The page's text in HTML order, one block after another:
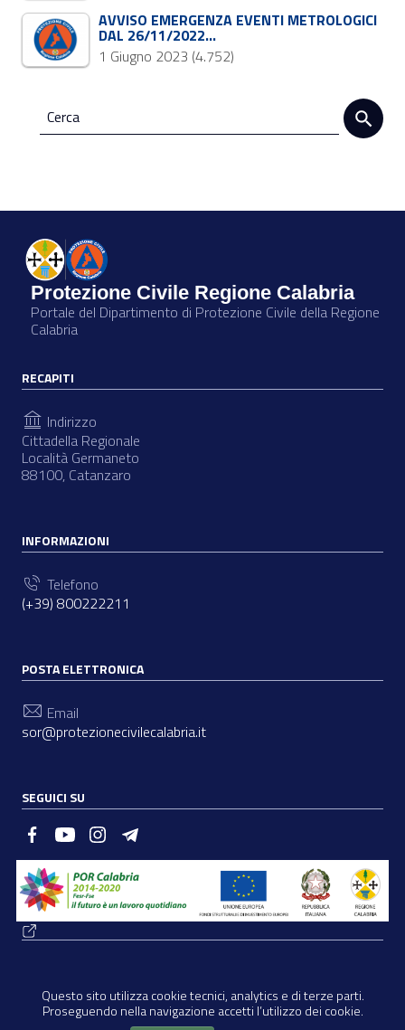
Questo sito utilizza cookie tecnici, analytics e di terze parti.
Proseguendo nella navigazione accetti l’utilizzo dei cookie.
AVVISO EMERGENZA EVENTI METROLOGICI
DAL 26/11/2022…
1 Giugno 2023 (4.752)
Protezione Civile Regione Calabria
Portale del Dipartimento di Protezione Civile della Regione
Calabria
RECAPITI
Indirizzo
Cittadella Regionale
Località Germaneto
88100, Catanzaro
INFORMAZIONI
Telefono
(+39) 800222211
POSTA ELETTRONICA
Email
sor@protezionecivilecalabria.it
SEGUICI SU
Regione Calabria 2022 ||